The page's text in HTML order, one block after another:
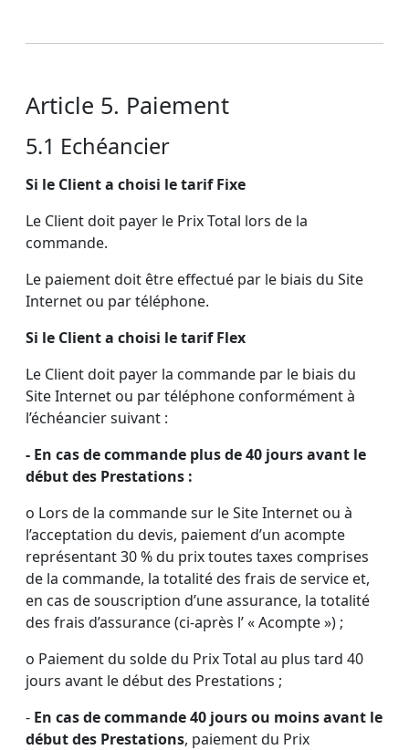
Article 5. Paiement
5.1 Echéancier
Si le Client a choisi le tarif Fixe
Le Client doit payer le Prix Total lors de la
commande.
Le paiement doit être effectué par le biais du Site
Internet ou par téléphone.
Si le Client a choisi le tarif Flex
Le Client doit payer la commande par le biais du
Site Internet ou par téléphone conformément à
l’échéancier suivant :
- En cas de commande plus de 40 jours avant le
début des Prestations :
o Lors de la commande sur le Site Internet ou à
l’acceptation du devis, paiement d’un acompte
représentant 30 % du prix toutes taxes comprises
de la commande, la totalité des frais de service et,
en cas de souscription d’une assurance, la totalité
des frais d’assurance (ci-après l’ « Acompte ») ;
o Paiement du solde du Prix Total au plus tard 40
jours avant le début des Prestations ;
- En cas de commande 40 jours ou moins avant le
début des Prestations, paiement du Prix